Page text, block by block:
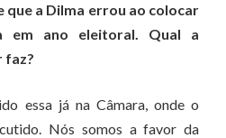
que a Dilma errou ao colocar
em ano eleitoral. Qual a
faz?
essa já na Câmara, onde o
Nós somos a favor da